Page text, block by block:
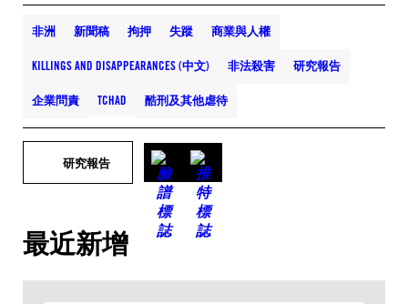
非洲 新聞稿 拘押 失蹤 商業與人權
KILLINGS AND DISAPPEARANCES (中文) 非法殺害 研究報告
企業問責 TCHAD 酷刑及其他虐待
研究報告
最近新增